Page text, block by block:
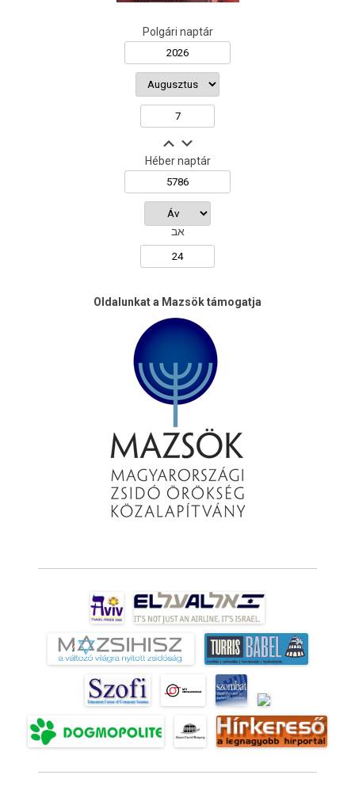
Polgári naptár
Héber naptár
אב
Oldalunkat a Mazsök támogatja